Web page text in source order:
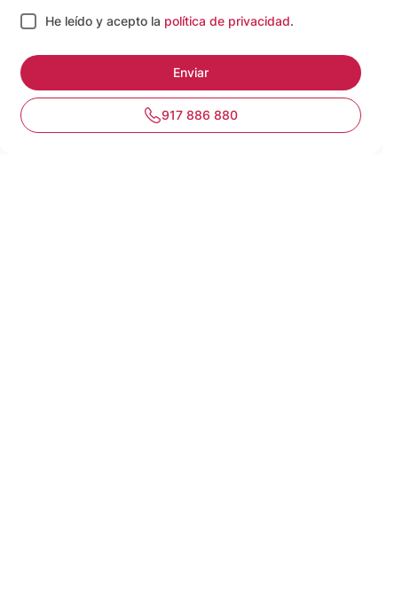
He leído y acepto la política de privacidad.
917 886 880